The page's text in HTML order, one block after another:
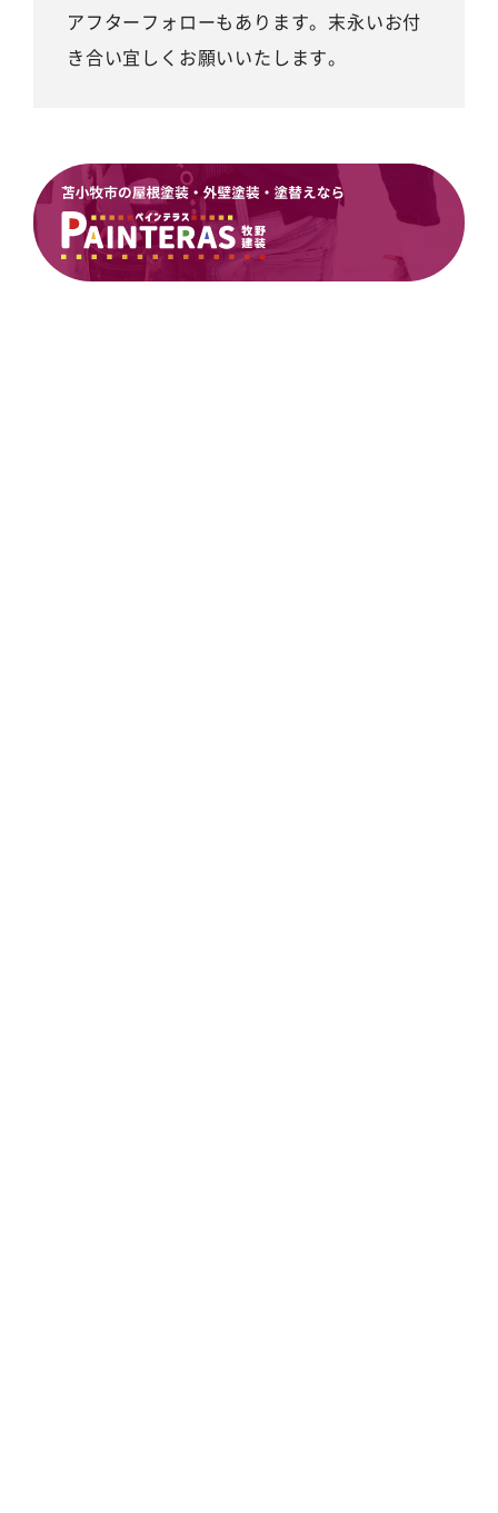
アフターフォローもあります。末永いお付
き合い宜しくお願いいたします。